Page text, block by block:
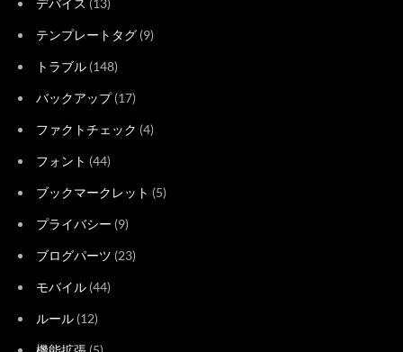
テンプレートタグ (9)
トラブル (148)
バックアップ(17)
ファクトチェック (4)
フォント (44)
ブックマークレット (5)
プライバシー (9)
ブログパーツ (23)
モバイル (44)
ルール (12)